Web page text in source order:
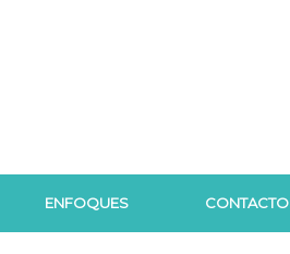
ENFOQUES CONTACTO